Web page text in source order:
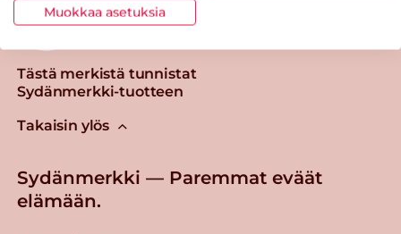
Tästä merkistä tunnistat
Sydänmerkki-tuotteen
Takaisin ylös
Sydänmerkki — Paremmat eväät
elämään.
Muokkaa asetuksia